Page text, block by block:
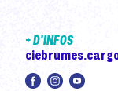
+ D'INFOS